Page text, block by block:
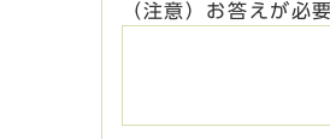
（注意）お答えが必